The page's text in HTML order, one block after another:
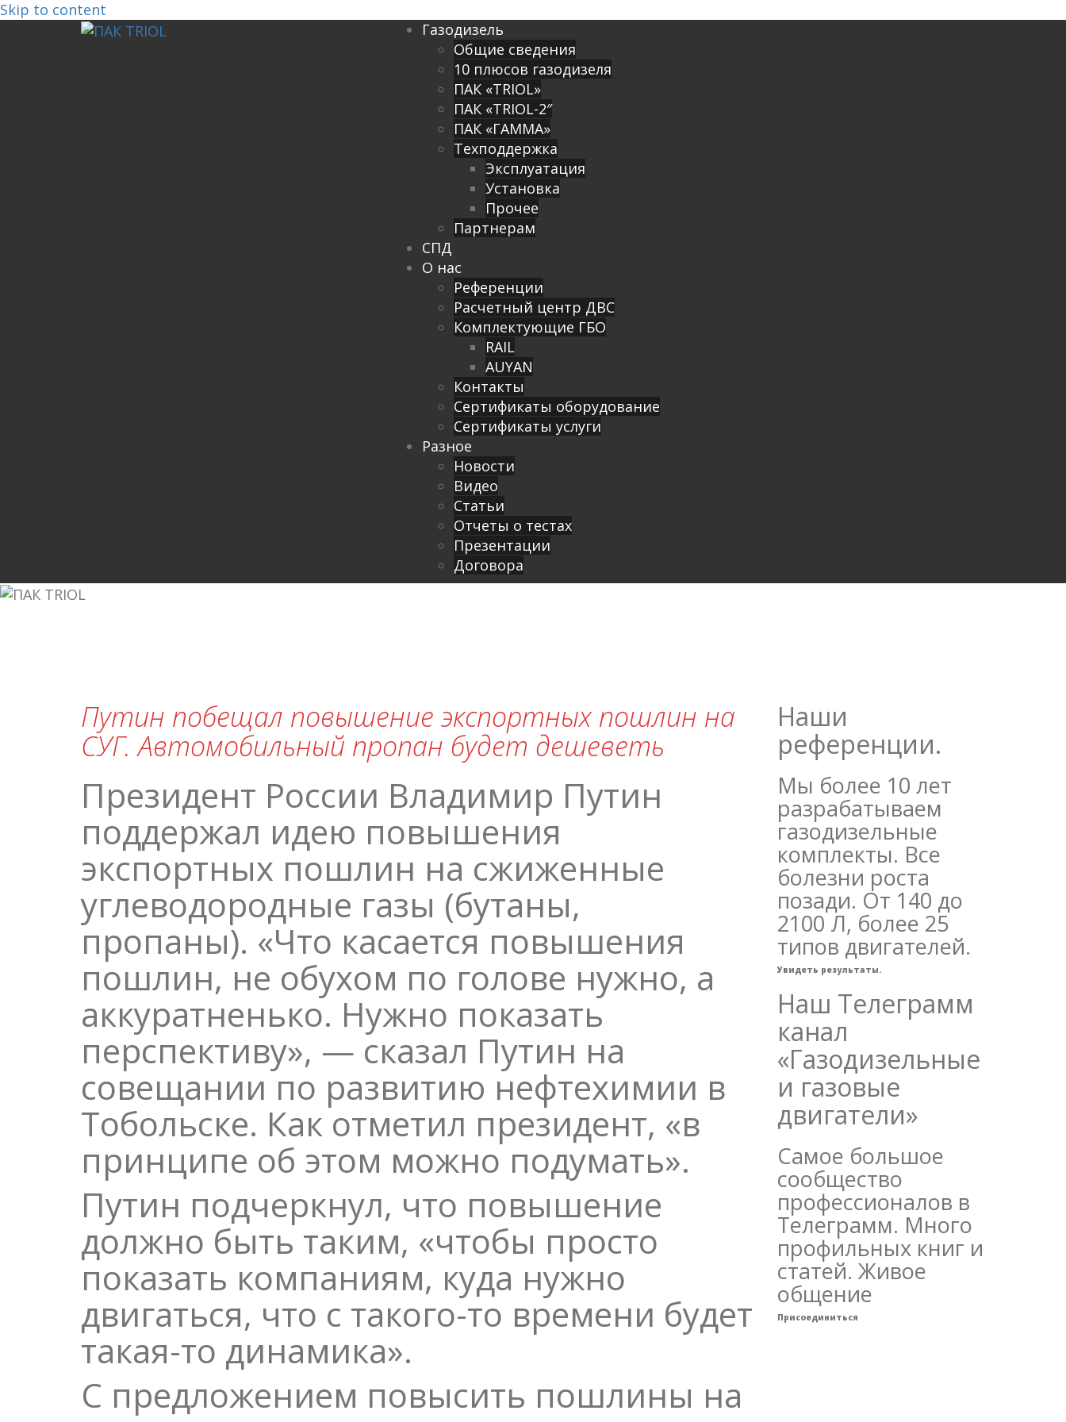
Skip to content
Газодизель
Общие сведения
10 плюсов газодизеля
ПАК «TRIOL»
ПАК «TRIOL-2″
ПАК «ГАММА»
Техподдержка
Эксплуатация
Установка
Прочее
Партнерам
СПД
О нас
Референции
Расчетный центр ДВС
Комплектующие ГБО
RAIL
AUYAN
Контакты
Сертификаты оборудование
Сертификаты услуги
Разное
Новости
Видео
Cтатьи
Отчеты о тестах
Презентации
Договора
Путин побещал повышение экспортных пошлин на
СУГ. Автомобильный пропан будет дешеветь
Президент России Владимир Путин
поддержал идею повышения
экспортных пошлин на сжиженные
углеводородные газы (бутаны,
пропаны). «Что касается повышения
пошлин, не обухом по голове нужно, а
аккуратненько. Нужно показать
перспективу», — сказал Путин на
совещании по развитию нефтехимии в
Тобольске. Как отметил президент, «в
принципе об этом можно подумать».
Путин подчеркнул, что повышение
должно быть таким, «чтобы просто
показать компаниям, куда нужно
двигаться, что с такого-то времени будет
такая-то динамика».
С предложением повысить пошлины на
Наши
референции.
Мы более 10 лет
разрабатываем
газодизельные
комплекты. Все
болезни роста
позади. От 140 до
2100 Л, более 25
типов двигателей.
Увидеть результаты.
Наш Телеграмм
канал
«Газодизельные
и газовые
двигатели»
Самое большое
сообщество
профессионалов в
Телеграмм. Много
профильных книг и
статей. Живое
общение
Присоединиться